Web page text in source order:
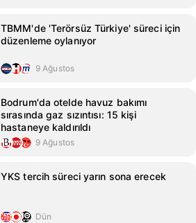
TBMM'de 'Terörsüz Türkiye' süreci için
düzenleme oylanıyor
9 Ağustos
Bodrum'da otelde havuz bakımı
sırasında gaz sızıntısı: 15 kişi
hastaneye kaldırıldı
9 Ağustos
YKS tercih süreci yarın sona erecek
Dün